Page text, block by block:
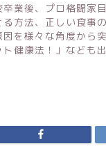
卒業後、プロ格闘家
る方法、正しい食事
因を様々な角度から
ト健康法！」なども出